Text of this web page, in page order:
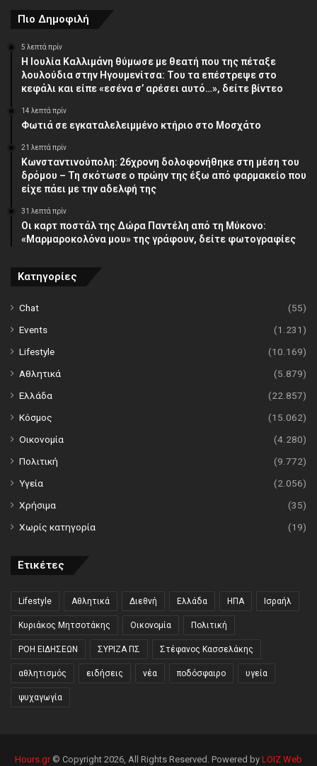
Πιο Δημοφιλή
5 λεπτά πρίν
Η Ιουλία Καλλιμάνη θύμωσε με θεατή που της πέταξε
λουλούδια στην Ηγουμενίτσα: Του τα επέστρεψε στο
κεφάλι και είπε «εσένα σ’ αρέσει αυτό…», δείτε βίντεο
14 λεπτά πρίν
Φωτιά σε εγκαταλελειμμένο κτήριο στο Μοσχάτο
21 λεπτά πρίν
Κωνσταντινούπολη: 26χρονη δολοφονήθηκε στη μέση του
δρόμου – Τη σκότωσε ο πρώην της έξω από φαρμακείο που
είχε πάει με την αδελφή της
31 λεπτά πρίν
Οι καρτ ποστάλ της Δώρα Παντέλη από τη Μύκονο:
«Μαρμαροκολόνα μου» της γράφουν, δείτε φωτογραφίες
Κατηγορίες
Chat
(55)
Events
(1.231)
Lifestyle
(10.169)
Αθλητικά
(5.879)
Ελλάδα
(22.857)
Κόσμος
(15.062)
Οικονομία
(4.280)
Πολιτική
(9.772)
Υγεία
(2.056)
Χρήσιμα
(35)
Χωρίς κατηγορία
(19)
Ετικέτες
Lifestyle Αθλητικά Διεθνή Ελλάδα ΗΠΑ Ισραήλ
Κυριάκος Μητσοτάκης Οικονομία Πολιτική
ΡΟΗ ΕΙΔΗΣΕΩΝ ΣΥΡΙΖΑ ΠΣ Στέφανος Κασσελάκης
αθλητισμός ειδήσεις νέα ποδόσφαιρο υγεία
ψυχαγωγία
Hours.gr© Copyright 2026, All Rights Reserved. Powered by LOIZ Web